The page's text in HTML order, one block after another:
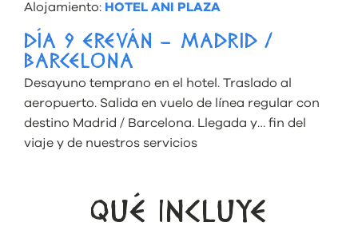
Alojamiento: HOTEL ANI PLAZA
DÍA 9 EREVÁN – MADRID /
BARCELONA
Desayuno temprano en el hotel. Traslado al
aeropuerto. Salida en vuelo de línea regular con
destino Madrid / Barcelona. Llegada y… fin del
viaje y de nuestros servicios
QUÉ INCLUYE